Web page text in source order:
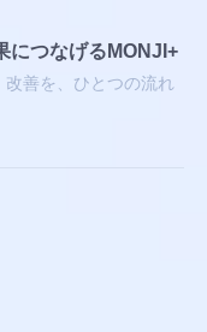
につなげるMONJI+
善を、ひとつの流れ